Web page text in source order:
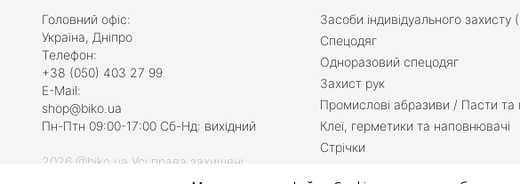
Головний офіс:
Україна, Дніпро
Телефон:
+38 (050) 403 27 99
E-Mail:
shop@biko.ua
Пн-Птн 09:00-17:00 Сб-Нд: вихідний
2026 @biko.ua Усі права захищені
Засоби індивідуального захисту
Спецодяг
Одноразовий спецодяг
Захист рук
Промислові абразиви / Пасти та
Клеї, герметики та наповнювачі
Стрічки